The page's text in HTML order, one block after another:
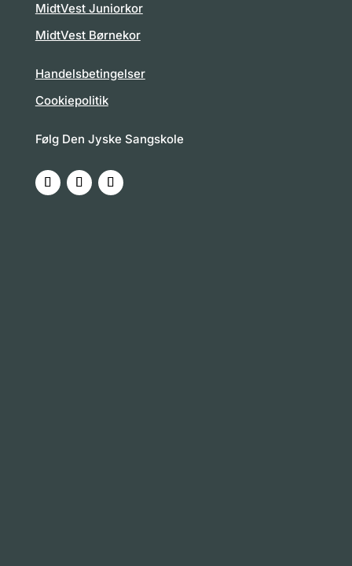
MidtVest Juniorkor
MidtVest Børnekor
Handelsbetingelser
Cookiepolitik
Følg Den Jyske Sangskole